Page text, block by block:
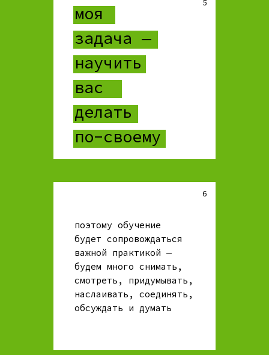
5
моя
задача —
научить
вас
делать
по-своему
6
поэтому обучение
будет сопровождаться
важной практикой —
будем много снимать,
смотреть, придумывать,
наслаивать, соединять,
обсуждать и думать